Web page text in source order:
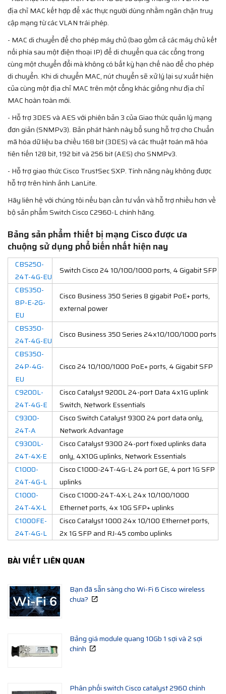
địa chỉ MAC kết hợp để xác thực người dùng nhằm ngăn chặn truy
cập mạng từ các VLAN trái phép.
- MAC di chuyển để cho phép máy chủ (bao gồm cả các máy chủ kết
nối phía sau một điện thoại IP) để di chuyển qua các cổng trong
cùng một chuyển đổi mà không có bất kỳ hạn chế nào để cho phép
di chuyển. Khi di chuyển MAC, nút chuyển sẽ xử lý lại sự xuất hiện
của cùng một địa chỉ MAC trên một cổng khác giống như địa chỉ
MAC hoàn toàn mới.
- Hỗ trợ 3DES và AES với phiên bản 3 của Giao thức quản lý mạng
đơn giản (SNMPv3). Bản phát hành này bổ sung hỗ trợ cho Chuẩn
mã hóa dữ liệu ba chiều 168 bit (3DES) và các thuật toán mã hóa
tiên tiến 128 bit, 192 bit và 256 bit (AES) cho SNMPv3.
- Hỗ trợ giao thức Cisco TrustSec SXP. Tính năng này không được
hỗ trợ trên hình ảnh LanLite.
Hãy liên hệ với chúng tôi nếu bạn cần tư vấn và hỗ trợ nhiều hơn về
bộ sản phẩm Switch Cisco C2960-L chính hãng.
Bảng sản phẩm thiết bị mạng Cisco được ưa
chuộng sử dụng phổ biến nhất hiện nay
CBS250-
24T-4G-EU
Switch Cisco 24 10/100/1000 ports, 4 Gigabit SFP
CBS350-
8P-E-2G-
EU
Cisco Business 350 Series 8 gigabit PoE+ ports,
external power
CBS350-
24T-4G-EU
Cisco Business 350 Series 24x10/100/1000 ports
CBS350-
24P-4G-
EU
Cisco 24 10/100/1000 PoE+ ports, 4 Gigabit SFP
C9200L-
24T-4G-E
Cisco Catalyst 9200L 24-port Data 4x1G uplink
Switch, Network Essentials
C9300-
24T-A
Cisco Switch Catalyst 9300 24 port data only,
Network Advantage
C9300L-
24T-4X-E
Cisco Catalyst 9300 24-port fixed uplinks data
only, 4X10G uplinks, Network Essentials
C1000-
24T-4G-L
Cisco C1000-24T-4G-L 24 port GE, 4 port 1G SFP
uplinks
C1000-
24T-4X-L
Cisco C1000-24T-4X-L 24x 10/100/1000
Ethernet ports, 4x 10G SFP+ uplinks
C1000FE-
24T-4G-L
Cisco Catalyst 1000 24x 10/100 Ethernet ports,
2x 1G SFP and RJ-45 combo uplinks
BÀI VIẾT LIÊN QUAN
Bạn đã sẵn sàng cho Wi-Fi 6 Cisco wireless
chưa?
Bảng giá module quang 10Gb 1 sợi và 2 sợi
chính
Phân phối switch Cisco catalyst 2960 chính